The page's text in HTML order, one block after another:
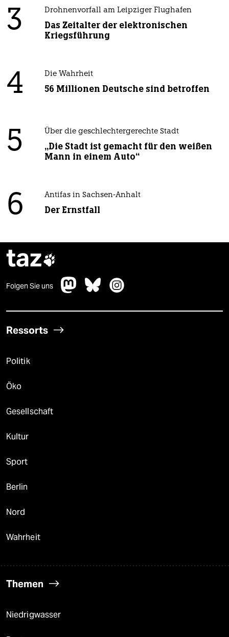
3 Drohnenvorfall am Leipziger Flughafen
Das Zeitalter der elektronischen
Kriegsführung
4 Die Wahrheit
56 Millionen Deutsche sind betroffen
5 Über die geschlechtergerechte Stadt
„Die Stadt ist gemacht für den weißen
Mann in einem Auto“
6 Antifas in Sachsen-Anhalt
Der Ernstfall
taz
Folgen Sie uns
Ressorts
Politik
Öko
Gesellschaft
Kultur
Sport
Berlin
Nord
Wahrheit
Themen
Niedrigwasser